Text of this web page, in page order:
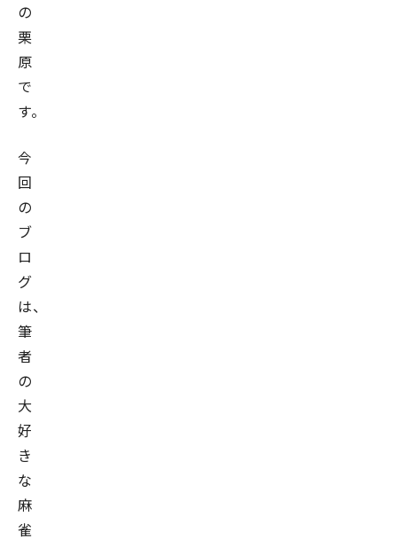
の
栗
原
で
す。
今
回
の
ブ
ロ
グ
は、
筆
者
の
大
好
き
な
麻
雀